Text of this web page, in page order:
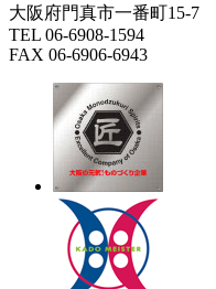
大阪府門真市一番町15-7
TEL 06-6908-1594
FAX 06-6906-6943